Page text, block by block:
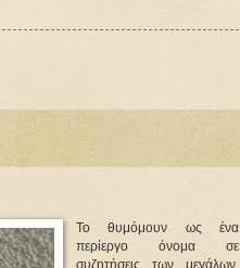
Το θυμόμουν ως ένα
περίεργο όνομα σε
συζητήσεις των μεγάλων,